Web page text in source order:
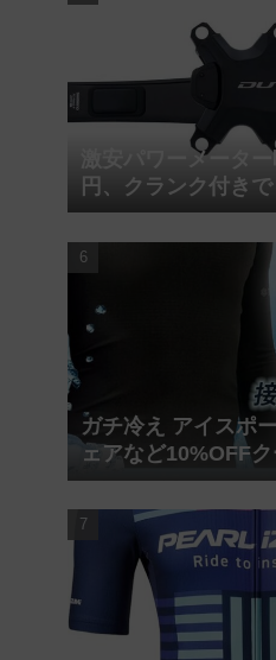
激安パワーメータ
円、クランク付きで
ガチ冷え アイスポ
ェアなど10%OFF